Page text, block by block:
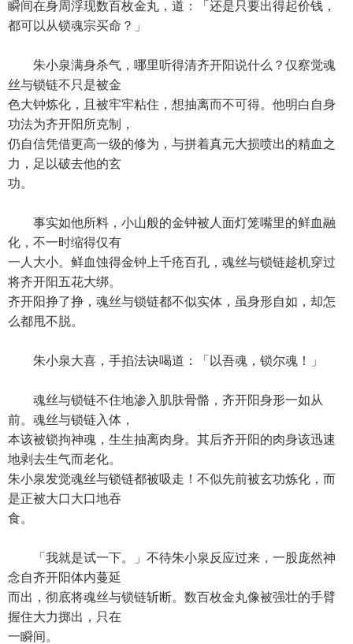
瞬间在身周浮现数百枚金丸，道：「还是只要出得起价钱，
都可以从锁魂宗买命？」
朱小泉满身杀气，哪里听得清齐开阳说什么？仅察觉魂
丝与锁链不只是被金
色大钟炼化，且被牢牢粘住，想抽离而不可得。他明白自身
功法为齐开阳所克制，
仍自信凭借更高一级的修为，与拼着真元大损喷出的精血之
力，足以破去他的玄
功。
事实如他所料，小山般的金钟被人面灯笼嘴里的鲜血融
化，不一时缩得仅有
一人大小。鲜血蚀得金钟上千疮百孔，魂丝与锁链趁机穿过
将齐开阳五花大绑。
齐开阳挣了挣，魂丝与锁链都不似实体，虽身形自如，却怎
么都甩不脱。
朱小泉大喜，手掐法诀喝道：「以吾魂，锁尔魂！」
魂丝与锁链不住地渗入肌肤骨骼，齐开阳身形一如从
前。魂丝与锁链入体，
本该被锁拘神魂，生生抽离肉身。其后齐开阳的肉身该迅速
地剥去生气而老化。
朱小泉发觉魂丝与锁链都被吸走！不似先前被玄功炼化，而
是正被大口大口地吞
食。
「我就是试一下。」不待朱小泉反应过来，一股庞然神
念自齐开阳体内蔓延
而出，彻底将魂丝与锁链斩断。数百枚金丸像被强壮的手臂
握住大力掷出，只在
一瞬间。